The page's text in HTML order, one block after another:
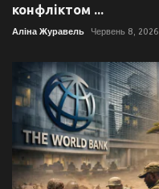
конфліктом ...
Аліна Журавель Червень 8, 2026